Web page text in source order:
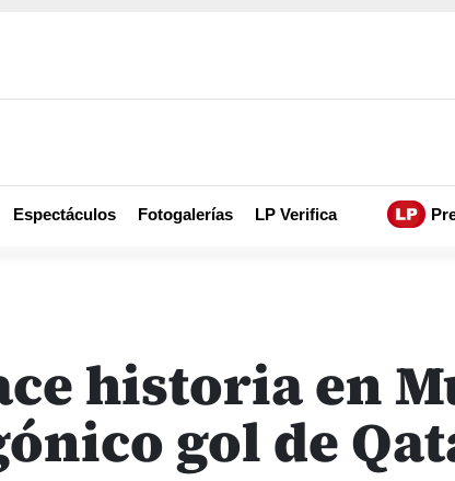
Espectáculos Fotogalerías LP Verifica
historia en
gol de